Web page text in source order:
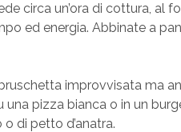
circa un’ora di cottura, al
ed energia. Abbinate a
improvvisata ma
pizza bianca o in un
di petto d’anatra.